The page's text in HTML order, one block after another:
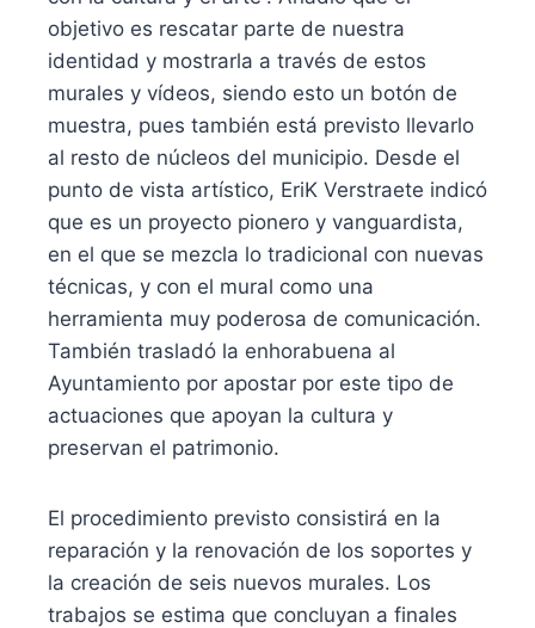
objetivo es rescatar parte de nuestra
identidad y mostrarla a través de estos
murales y vídeos, siendo esto un botón de
muestra, pues también está previsto llevarlo
al resto de núcleos del municipio. Desde el
punto de vista artístico, EriK Verstraete indicó
que es un proyecto pionero y vanguardista,
en el que se mezcla lo tradicional con nuevas
técnicas, y con el mural como una
herramienta muy poderosa de comunicación.
También trasladó la enhorabuena al
Ayuntamiento por apostar por este tipo de
actuaciones que apoyan la cultura y
preservan el patrimonio.
El procedimiento previsto consistirá en la
reparación y la renovación de los soportes y
la creación de seis nuevos murales. Los
trabajos se estima que concluyan a finales